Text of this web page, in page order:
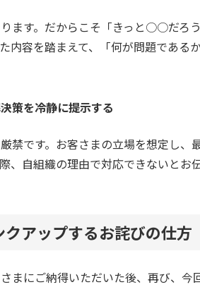
ます。だからこそ「きっと○○だろ
内容を踏まえて、「何が問題である
策を冷静に提示する
禁です。お客さまの立場を想定し、
、自組織の理由で対応できないとお
アップするお詫びの仕方
まにご納得いただいた後、再び、今